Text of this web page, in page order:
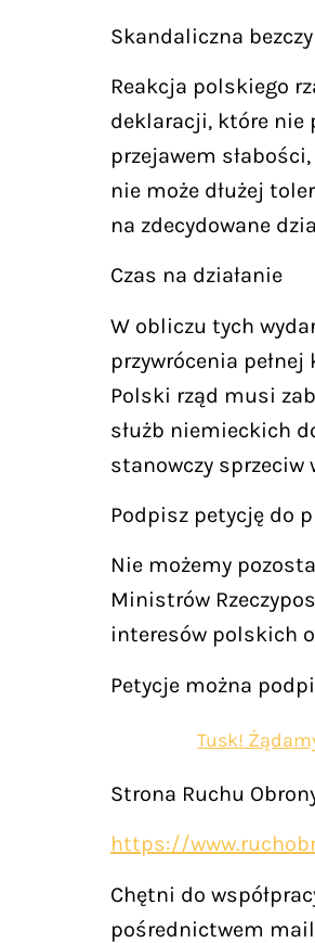
Skandaliczna
Reakcja polskiego
deklaracji, które nie
przejawem
nie może dłużej
na zdecydowane
Czas na działanie
W obliczu tych
przywrócenia
Polski rząd musi
służb niemieckich
stanowczy sprzeciw
Podpisz petycję do
Nie możemy
Ministrów
interesów polskich
Petycje można
Tusk!
Strona Ruchu
https://
Chętni do
pośrednictwem